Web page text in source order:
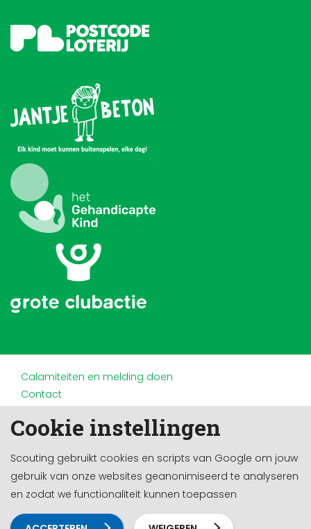
Cookie instellingen
Scouting gebruikt cookies en scripts van Google om jouw
gebruik van onze websites geanonimiseerd te analyseren
en zodat we functionaliteit kunnen toepassen
Calamiteiten en melding doen
Contact
Doneren en nalaten
Privacy
Werken bij
Cookie-instellingen
Ontwikkeld door a&m impact